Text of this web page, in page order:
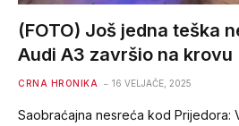
(FOTO) Još jedna teška
Audi A3 završio na krovu
CRNA HRONIKA 16 VELJAČE, 2025
Saobraćajna nesreća kod Prijedora: